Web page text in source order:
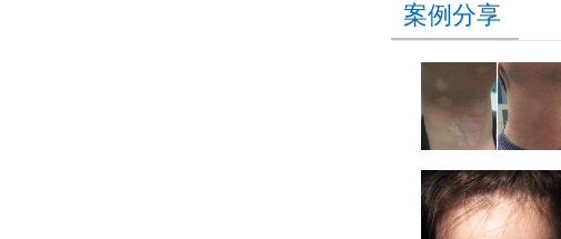
案例分享